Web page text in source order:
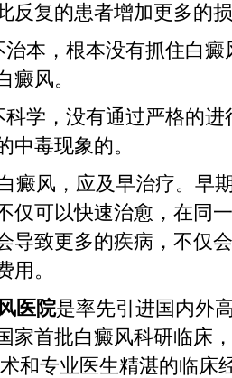
反复的患者增加更多的
本，根本没有抓住白癜
癜风。
学，没有通过严格的进
中毒现象的。
癜风，应及早治疗。早
仅可以快速治愈，在同
导致更多的疾病，不仅
用。
医院是率先引进国内外
家首批白癜风科研临床
和专业医生精湛的临床